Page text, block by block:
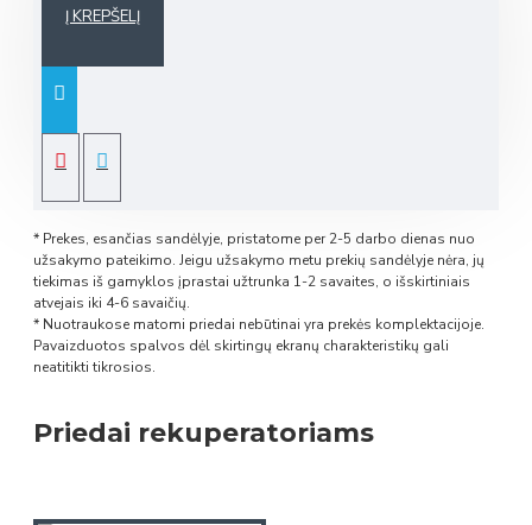
Į KREPŠELĮ
* Prekes, esančias sandėlyje, pristatome per 2-5 darbo dienas nuo
užsakymo pateikimo. Jeigu užsakymo metu prekių sandėlyje nėra, jų
tiekimas iš gamyklos įprastai užtrunka 1-2 savaites, o išskirtiniais
atvejais iki 4-6 savaičių.
* Nuotraukose matomi priedai nebūtinai yra prekės komplektacijoje.
Pavaizduotos spalvos dėl skirtingų ekranų charakteristikų gali
neatitikti tikrosios.
Priedai rekuperatoriams